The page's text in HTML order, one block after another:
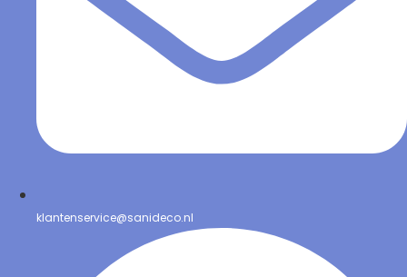
klantenservice@sanideco.nl